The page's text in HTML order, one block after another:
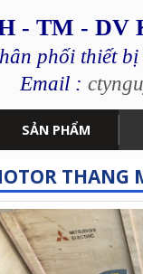
- TM -
phối thiết
Email :
SẢN PHẨM
THANG